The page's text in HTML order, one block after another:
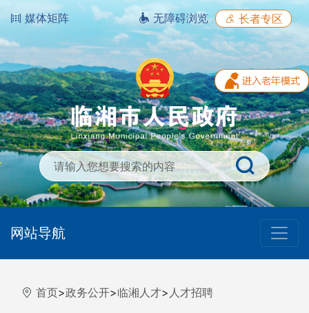
媒体矩阵 无障碍浏览 长者专区
网站导航
首页>政务公开>临湘人才> 人才招聘